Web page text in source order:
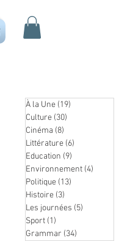
À la Une (19)
Culture (30)
Cinéma (8)
Littérature (6)
Education (9)
Environnement (4)
Politique (13)
Histoire (3)
Les journées (5)
Sport (1)
Grammar (34)